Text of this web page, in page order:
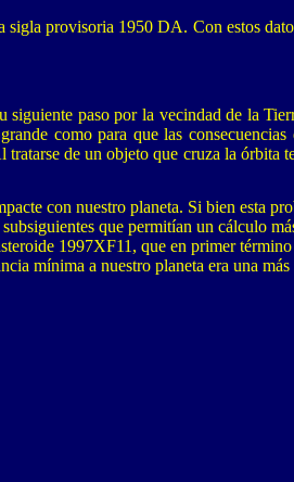
provisoria 1950 DA. Con estos
paso por la vecindad de la
como para que las
de un objeto que cruza la órbita
con nuestro planeta. Si bien esta
que permitían un cálculo
1997XF11, que en primer
mínima a nuestro planeta era una